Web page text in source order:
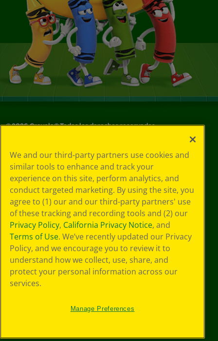
©2026Crayola® Todos los derechos reservados.
de privacidad
Política de
privacidad
Términos de SMS
GDPR
Aviso de
privacidad de CA
Cookie
Preferences
Condiciones de
uso
Accesibilidad web
Mapa del sitio
We and our third-party partners use cookies and
similar tools to enhance and track your
experience on this site, perform analytics, and
conduct targeted marketing. By using the site, you
agree to (1) our and our third-party partners' use
of these tracking and recording tools and (2) our
Privacy Policy, California Privacy Notice, and
Terms of Use. We’ve recently updated our Privacy
Policy, and we encourage you to review it to
understand how we collect, use, share, and
protect your personal information across our
services.
Manage Preferences